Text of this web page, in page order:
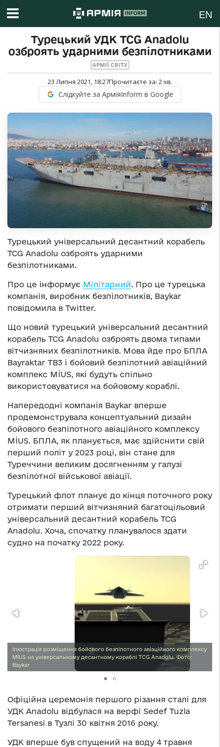
EN
Турецький УДК TCG Anadolu
озброять ударними безпілотниками
АРМІЇ СВІТУ
23 Липня 2021, 18:27Прочитаєте за: 2хв.
Слідкуйте за АрміяInform в Google
Турецький універсальний десантний корабель
TCG Anadolu озброять ударними
безпілотниками.
Про це інформує Мілітарний. Про це турецька
компанія, виробник безпілотників, Baykar
повідомила в Twitter.
Що новий турецький універсальний десантний
корабель TCG Anadolu озброять двома типами
вітчизняних безпілотників. Мова йде про БПЛА
Bayraktar TB3 і бойовий безпілотний авіаційний
комплекс MİUS, які будуть спільно
використовуватися на бойовому кораблі.
Напередодні компанія Baykar вперше
продемонструвала концептуальний дизайн
бойового безпілотного авіаційного комплексу
MİUS. БПЛА, як планується, має здійснити свій
перший політ у 2023 році, він стане для
Туреччини великим досягненням у галузі
безпілотної військової авіації.
Турецький флот планує до кінця поточного року
отримати перший вітчизняний багатоцільовий
універсальний десантний корабель TCG
Anadolu. Хоча, спочатку планувалося здати
судно на початку 2022 року.
Ілюстрація розміщення бойового безпілотного авіаційного комплексу
MİUS на універсальному десантному кораблі TCG Anadolu. Фото:
Baykar
Офіційна церемонія першого різання сталі для
УДК Anadolu відбулася на верфі Sedef Tuzla
Tersanesi в Тузлі 30 квітня 2016 року.
УДК вперше був спущений на воду 4 травня